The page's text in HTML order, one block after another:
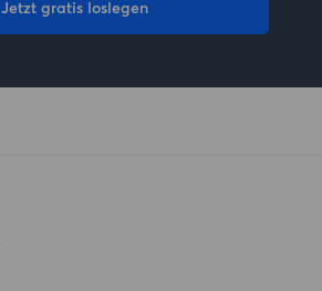
Jetzt gratis loslegen